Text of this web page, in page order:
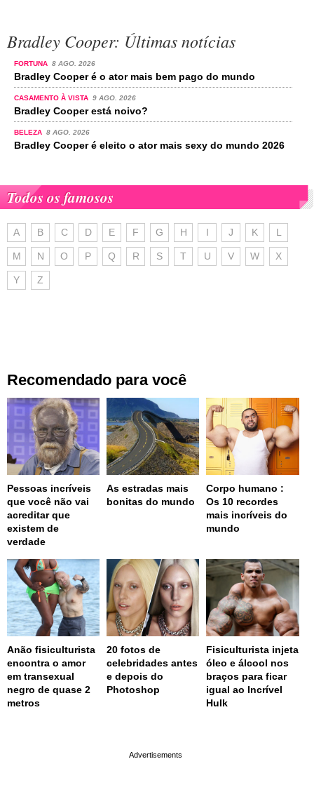
Bradley Cooper: Últimas notícias
FORTUNA 8 AGO. 2026
Bradley Cooper é o ator mais bem pago do mundo
CASAMENTO À VISTA 9 AGO. 2026
Bradley Cooper está noivo?
BELEZA 8 AGO. 2026
Bradley Cooper é eleito o ator mais sexy do mundo 2026
Todos os famosos
A B C D E F G H I J K L
M N O P Q R S T U V W X
Y Z
Recomendado para você
Pessoas incríveis
que você não vai
acreditar que
existem de
verdade
As estradas mais
bonitas do mundo
Corpo humano :
Os 10 recordes
mais incríveis do
mundo
Anão fisiculturista
encontra o amor
em transexual
negro de quase 2
metros
20 fotos de
celebridades antes
e depois do
Photoshop
Fisiculturista injeta
óleo e álcool nos
braços para ficar
igual ao Incrível
Hulk